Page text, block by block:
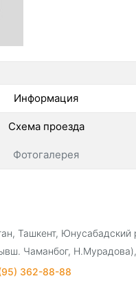
Информация
Схема проезда
Фотогалерея
Ташкент, Юнусабадский
Чаманбог,
362-88-88